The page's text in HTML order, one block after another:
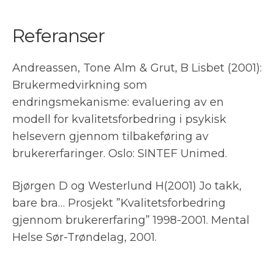
Referanser
Andreassen, Tone Alm & Grut, B Lisbet (2001):
Brukermedvirkning som
endringsmekanisme: evaluering av en
modell for kvalitetsforbedring i psykisk
helsevern gjennom tilbakeføring av
brukererfaringer. Oslo: SINTEF Unimed.
Bjørgen D og Westerlund H(2001) Jo takk,
bare bra… Prosjekt ”Kvalitetsforbedring
gjennom brukererfaring” 1998-2001. Mental
Helse Sør-Trøndelag, 2001.